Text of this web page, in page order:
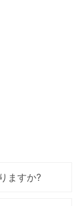
ますか?